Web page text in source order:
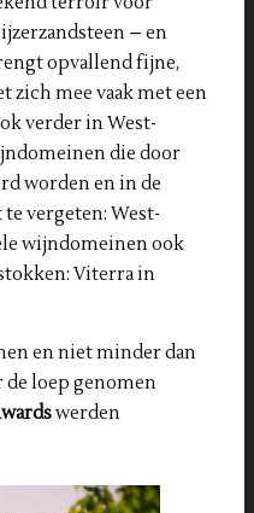
– en
opvallend fijne,
zich mee vaak met een
verder in West-
die door
worden en in de
vergeten: West-
wijndomeinen ook
Viterra in
en niet minder dan
de loep genomen
werden